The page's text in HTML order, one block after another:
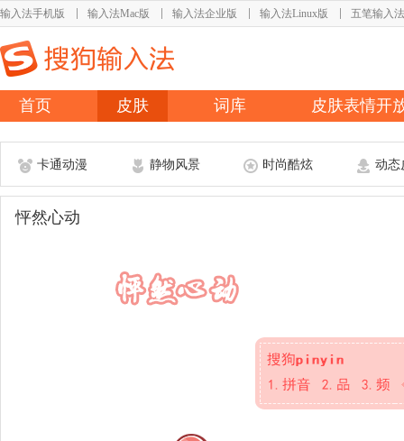
输入法手机版 输入法Mac版 输入法企业版 输入法Linux版 五笔输入法
首页 皮肤 词库 皮肤表情开
卡通动漫 静物风景 时尚酷炫 动态
怦然心动